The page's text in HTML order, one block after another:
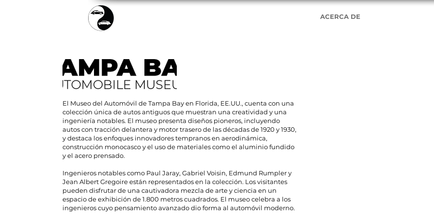
ACERCA DE
El Museo del Automóvil de Tampa Bay en Florida, EE.UU., cuenta con una
colección única de autos antiguos que muestran una creatividad y una
ingeniería notables. El museo presenta diseños pioneros, incluyendo
autos con tracción delantera y motor trasero de las décadas de 1920 y 1930,
y destaca los enfoques innovadores tempranos en aerodinámica,
construcción monocasco y el uso de materiales como el aluminio fundido
y el acero prensado.
Ingenieros notables como Paul Jaray, Gabriel Voisin, Edmund Rumpler y
Jean Albert Gregoire están representados en la colección. Los visitantes
pueden disfrutar de una cautivadora mezcla de arte y ciencia en un
espacio de exhibición de 1.800 metros cuadrados. El museo celebra a los
ingenieros cuyo pensamiento avanzado dio forma al automóvil moderno.